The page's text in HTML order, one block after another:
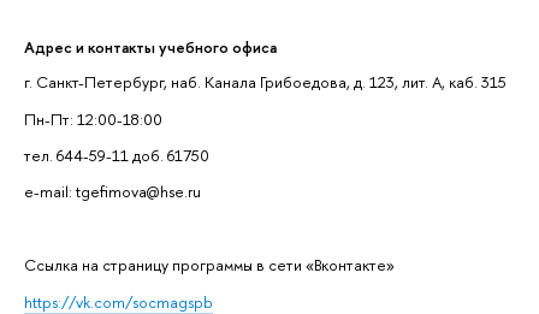
Адрес и контакты учебного офиса
г. Санкт-Петербург, наб. Канала Грибоедова, д. 123, лит. А, каб. 315
Пн-Пт: 12:00-18:00
тел. 644-59-11 доб. 61750
e-mail: tgefimova@hse.ru
Cсылка на страницу программы в сети «Вконтакте»
https://vk.com/socmagspb